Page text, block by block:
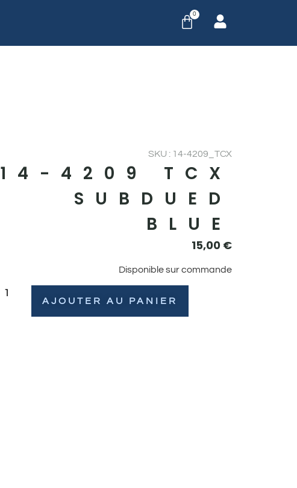
0
SKU : 14-4209_TCX
14-4209 TCX
SUBDUED
BLUE
15,00 €
Disponible sur commande
AJOUTER AU PANIER